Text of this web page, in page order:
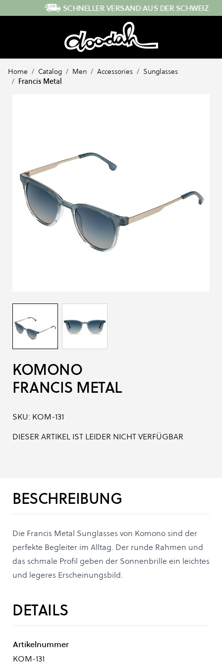
Direkt zum InhaltSCHNELLER VERSAND AUS DER SCHWEIZ
Home / Catalog / Men / Accessories / Sunglasses
/ Francis Metal
KOMONO
FRANCIS METAL
SKU: KOM-131
DIESER ARTIKEL IST LEIDER NICHT VERFÜGBAR
BESCHREIBUNG
Die Francis Metal Sunglasses von Komono sind der
perfekte Begleiter im Alltag. Der runde Rahmen und
das schmale Profil geben der Sonnenbrille ein leichtes
und legeres Erscheinungsbild.
DETAILS
Artikelnummer
KOM-131